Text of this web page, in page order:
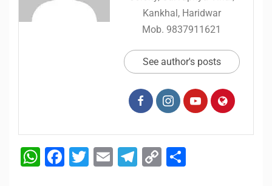
Kankhal, Haridwar
Mob. 9837911621
See author's posts
WhatsApp
Facebook
Twitter
EmailTelegram
Copy